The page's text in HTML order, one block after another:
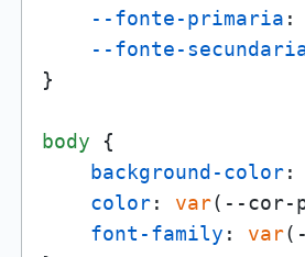
--fonte-primaria :
--fonte-
}
body {
background-color:
color: var(--cor-
font-family : var